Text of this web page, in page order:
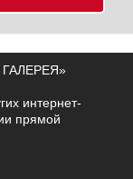
интернет-
прямой